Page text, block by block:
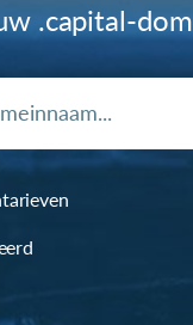
.capital-